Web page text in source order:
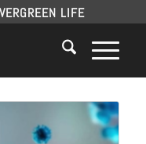
LIFE